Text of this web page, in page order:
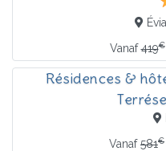
Vanaf419€
Résidences &
Vanaf581€